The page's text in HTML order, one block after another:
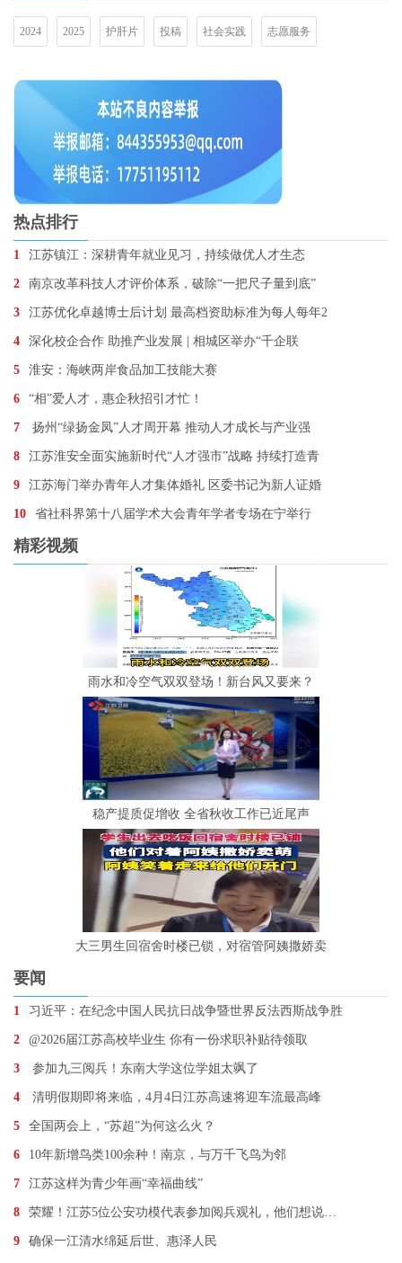
2024 2025 护肝片 投稿 社会实践 志愿服务
热点排行
1 江苏镇江：深耕青年就业见习，持续做优人才生态
2 南京改革科技人才评价体系，破除“一把尺子量到底”
3 江苏优化卓越博士后计划 最高档资助标准为每人每年2
4 深化校企合作 助推产业发展 | 相城区举办“千企联
5 淮安：海峡两岸食品加工技能大赛
6 “相”爱人才，惠企秋招引才忙！
7 扬州“绿扬金凤”人才周开幕 推动人才成长与产业强
8 江苏淮安全面实施新时代“人才强市”战略 持续打造青
9 江苏海门举办青年人才集体婚礼 区委书记为新人证婚
10 省社科界第十八届学术大会青年学者专场在宁举行
精彩视频
雨水和冷空气双双登场！新台风又要来？
稳产提质促增收 全省秋收工作已近尾声
大三男生回宿舍时楼已锁，对宿管阿姨撒娇卖
要闻
1 习近平：在纪念中国人民抗日战争暨世界反法西斯战争胜
2 @2026届江苏高校毕业生 你有一份求职补贴待领取
3 参加九三阅兵！东南大学这位学姐太飒了
4 清明假期即将来临，4月4日江苏高速将迎车流最高峰
5 全国两会上，“苏超”为何这么火？
6 10年新增鸟类100余种！南京，与万千飞鸟为邻
7 江苏这样为青少年画“幸福曲线”
8 荣耀！江苏5位公安功模代表参加阅兵观礼，他们想说…
9 确保一江清水绵延后世、惠泽人民